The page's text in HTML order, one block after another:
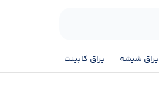
یراق شیشه یراق کابینت